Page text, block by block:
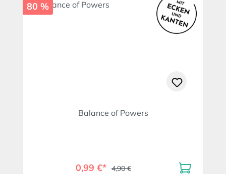
80 %
Balance of Powers
0,99 €* 4,90 €